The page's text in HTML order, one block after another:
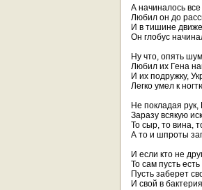
А начиналось все
Любил он до
И в тишине
Он глобус
Ну что, опять
Любил их Гена
И их подружку,
Легко умел к
Не покладая рук,
Заразу всякую
То сыр, то вина,
А то и шпроты
И если кто не
То сам пусть
Пусть заберет
И свой в